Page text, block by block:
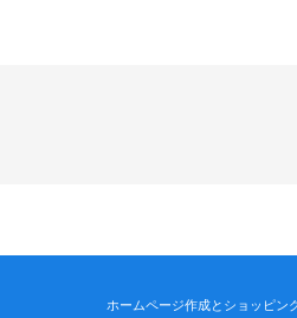
ホームページ作成とショッピン